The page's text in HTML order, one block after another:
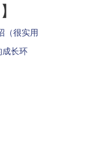
（很实用
成长环